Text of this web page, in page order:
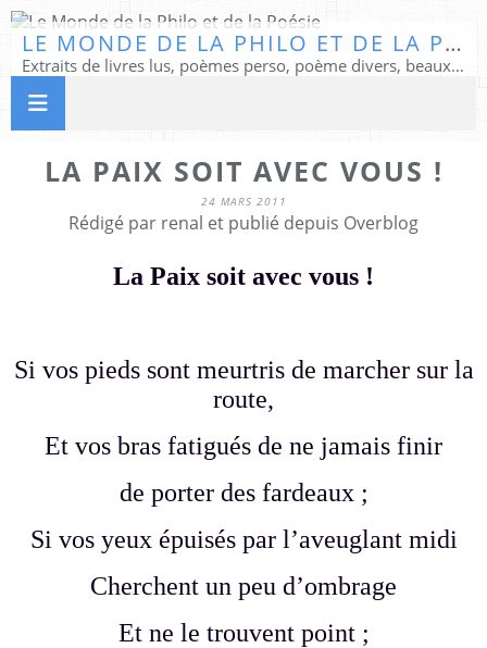
LE MONDE DE LA PHILO ET DE LA POÉSIE
Extraits de livres lus, poèmes perso, poème divers, beaux textes...
LA PAIX SOIT AVEC VOUS !
24 MARS 2011
Rédigé par renal et publié depuis Overblog
La Paix soit avec vous !
Si vos pieds sont meurtris de marcher sur la
route,
Et vos bras fatigués de ne jamais finir
de porter des fardeaux ;
Si vos yeux épuisés par l’aveuglant midi
Cherchent un peu d’ombrage
Et ne le trouvent point ;